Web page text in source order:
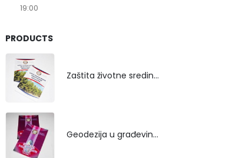
19:00
PRODUCTS
Zaštita životne sredine rekultivacijom odlagališta
Geodezija u građevinarstvu